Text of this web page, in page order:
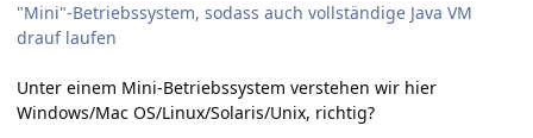
"Mini"-Betriebssystem, sodass auch vollständige Java VM
drauf laufen
Unter einem Mini-Betriebssystem verstehen wir hier
Windows/Mac OS/Linux/Solaris/Unix, richtig?